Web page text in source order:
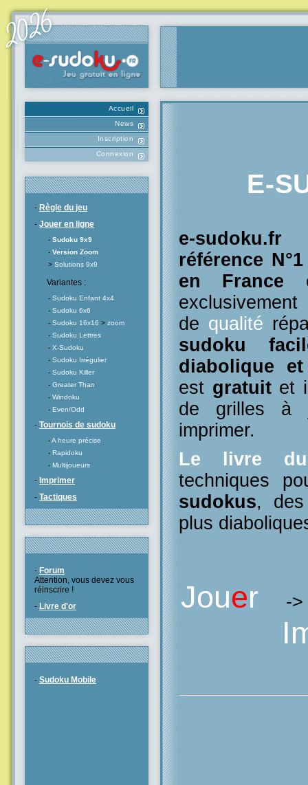
Accueil
News
Inscription
Connexion
- Règle du jeu
- Jouer en ligne
- Sudoku 9x9
- Version Zoom
> Solutions 9x9
Variantes :
- Sudoku Enfant 4x4
- Sudoku 6x6
- Sudoku 16x16 > zoom
- Sudoku Lettres
- X-Sudoku
- Sudoku Irrégulier
- Sudoku Killer
- Greater Than
- Windoku
- Even/Odd
- Tournois de sudoku
-A heure précise
- Rapidoku
- Multijoueurs
- Imprimer
- Tactiques
- Forum
Attention, vous devez vous
réinscrire !
- Livre d'or
- Sudoku Mobile
E-
e-
référence
en France
de qualité
sudoku
diabolique
est gratuitet
de grilles à
imprimer.
Le livre du
techniques
sudokus,
plus
Jouer -